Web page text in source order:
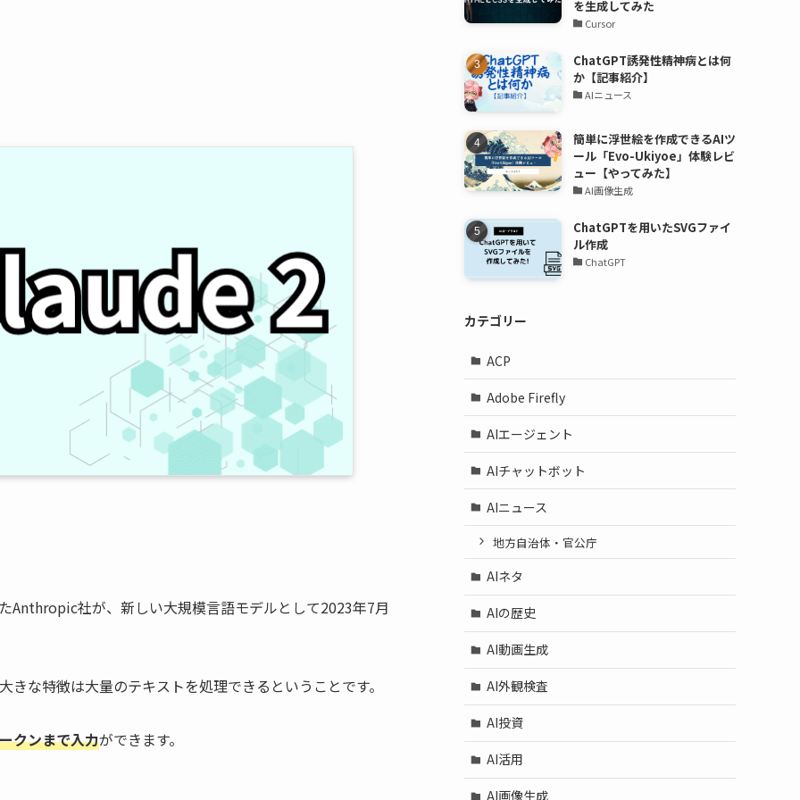
Anthropic社が、新しい大規模言語モデルとして2023年7月
な特徴は大量のテキストを処理できるということです。
クンまで入力ができます。
を生成してみた
Cursor
ChatGPT誘発性精神病とは何
か【記事紹介】
AIニュース
簡単に浮世絵を作成できるAIツ
ール「Evo-Ukiyoe」体験レビ
ュー【やってみた】
AI画像生成
ChatGPTを用いたSVGファイ
ル作成
ChatGPT
カテゴリー
ACP
Adobe Firefly
AIエージェント
AIチャットボット
AIニュース
地方自治体・官公庁
AIネタ
AIの歴史
AI動画生成
AI外観検査
AI投資
AI活用
AI画像生成